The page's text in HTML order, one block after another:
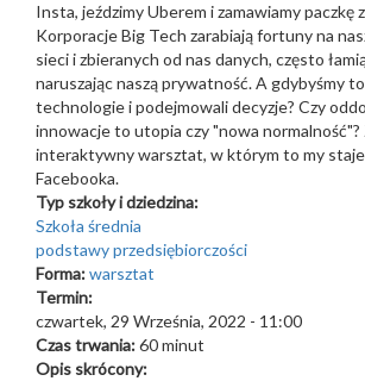
Insta, jeździmy Uberem i zamawiamy paczkę
Korporacje Big Tech zarabiają fortuny na
sieci i zbieranych od nas danych, często
naruszając naszą prywatność. A gdybyśmy
technologie i podejmowali decyzje? Czy
innowacje to utopia czy "nowa normalność"?
interaktywny warsztat, w którym to my
Facebooka.
Typ szkoły i dziedzina:
Szkoła średnia
podstawy przedsiębiorczości
Forma:warsztat
Termin:
czwartek, 29 Września, 2022 - 11:00
Czas trwania:60 minut
Opis skrócony: